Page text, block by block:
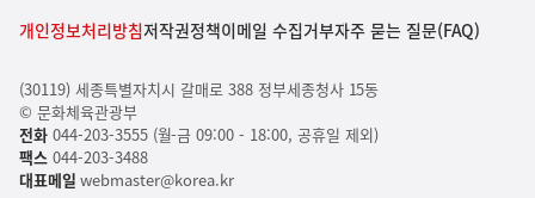
개인정보처리방침저작권정책이메일 수집거부자주 묻는 질문(FAQ)
(30119) 세종특별자치시 갈매로 388 정부세종청사 15동
© 문화체육관광부
전화044-203-3555 (월-금 09:00 - 18:00, 공휴일 제외)
팩스044-203-3488
대표메일 webmaster@korea.kr